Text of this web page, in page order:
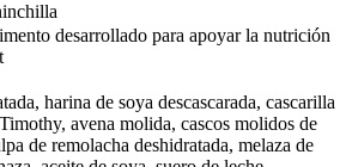
desarrollado para apoyar la nutrición
harina de soya descascarada, cascarilla
avena molida, cascos molidos de
de remolacha deshidratada, melaza de